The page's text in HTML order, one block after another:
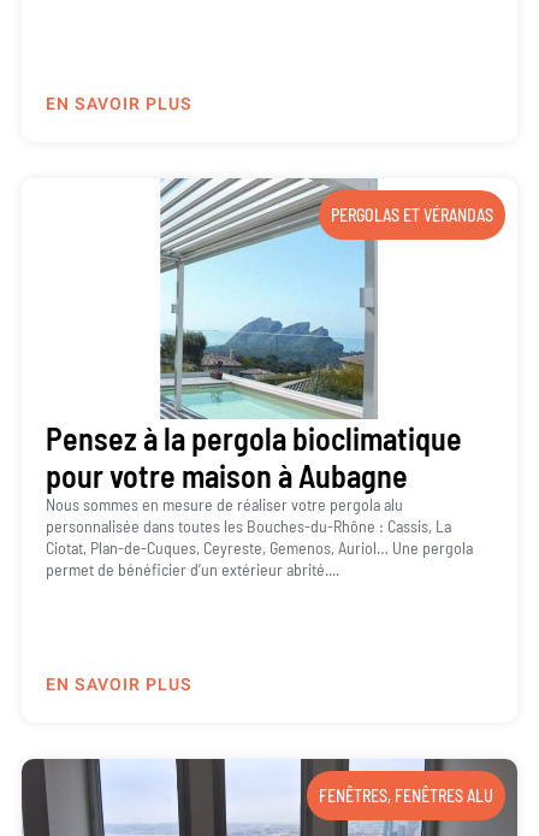
EN SAVOIR PLUS
PERGOLAS ET VÉRANDAS
Pensez à la pergola bioclimatique
pour votre maison à Aubagne
Nous sommes en mesure de réaliser votre pergola alu
personnalisée dans toutes les Bouches-du-Rhône : Cassis, La
Ciotat, Plan-de-Cuques, Ceyreste, Gemenos, Auriol… Une pergola
permet de bénéficier d’un extérieur abrité....
EN SAVOIR PLUS
FENÊTRES, FENÊTRES ALU